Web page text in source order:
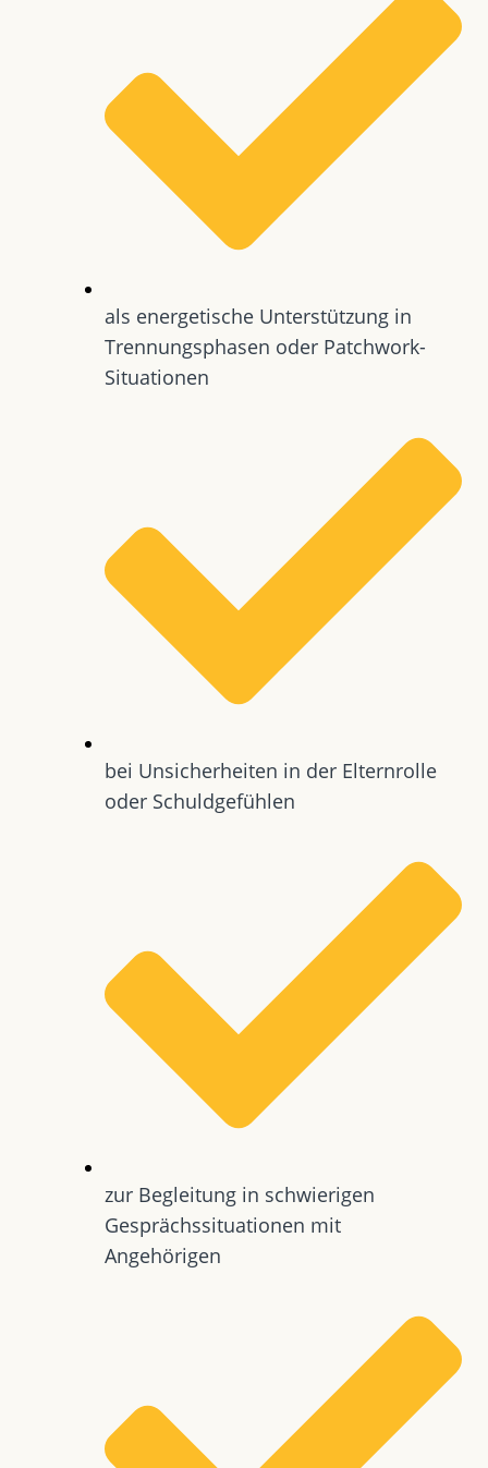
als energetische Unterstützung in
Trennungsphasen oder Patchwork-
Situationen
bei Unsicherheiten in der Elternrolle
oder Schuldgefühlen
zur Begleitung in schwierigen
Gesprächssituationen mit
Angehörigen